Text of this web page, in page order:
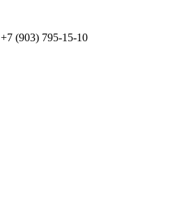
+7 (903) 795-15-10